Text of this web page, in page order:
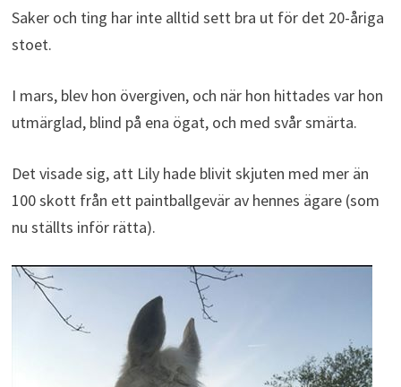
Saker och ting har inte alltid sett bra ut för det 20-åriga
stoet.
I mars, blev hon övergiven, och när hon hittades var hon
utmärglad, blind på ena ögat, och med svår smärta.
Det visade sig, att Lily hade blivit skjuten med mer än
100 skott från ett paintballgevär av hennes ägare (som
nu ställts inför rätta).